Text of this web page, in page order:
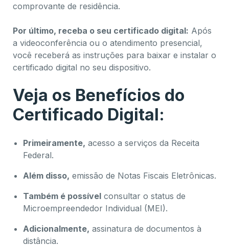
comprovante de residência.
Por último, receba o seu certificado digital: Após
a videoconferência ou o atendimento presencial,
você receberá as instruções para baixar e instalar o
certificado digital no seu dispositivo.
Veja os Benefícios do
Certificado Digital:
Primeiramente, acesso a serviços da Receita
Federal.
Além disso, emissão de Notas Fiscais Eletrônicas.
Também é possível consultar o status de
Microempreendedor Individual (MEI).
Adicionalmente, assinatura de documentos à
distância.